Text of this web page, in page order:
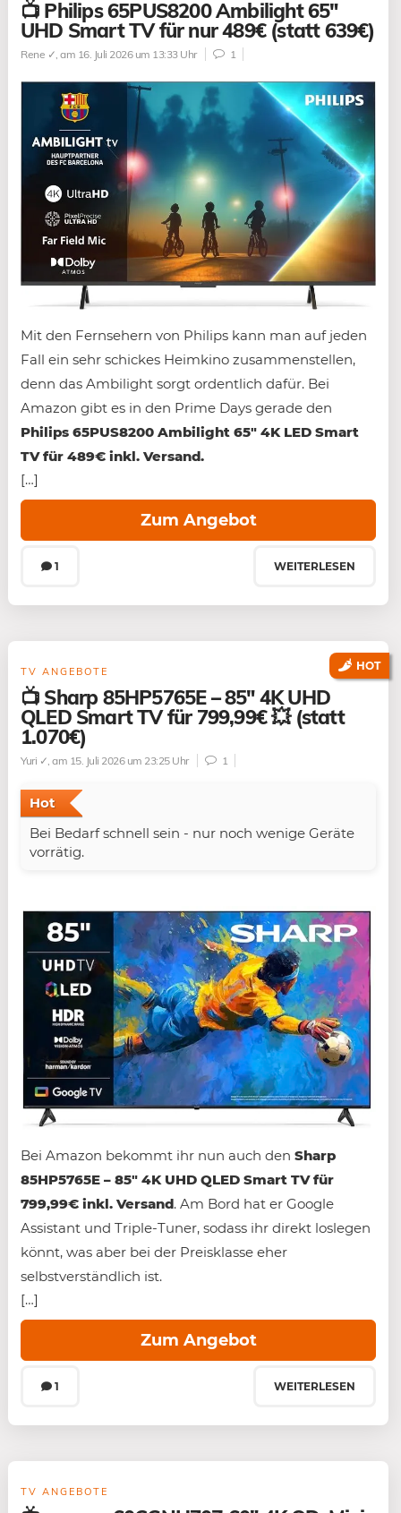
📺 Philips 65PUS8200 Ambilight 65″
UHD Smart TV für nur 489€ (statt 639€)
Rene ✓, am 16. Juli 2026 um 13:33 Uhr 1
Mit den Fernsehern von Philips kann man auf jeden
Fall ein sehr schickes Heimkino zusammenstellen,
denn das Ambilight sorgt ordentlich dafür. Bei
Amazon gibt es in den Prime Days gerade den
Philips 65PUS8200 Ambilight 65″ 4K LED Smart
TV für 489€ inkl. Versand.
[…]
1
Zum Angebot
WEITERLESEN
TV ANGEBOTE
📺 Sharp 85HP5765E – 85″ 4K UHD
QLED Smart TV für 799,99€ 💥 (statt
1.070€)
HOT
Yuri ✓ , am 15. Juli 2026 um 23:25 Uhr 1
Hot
Bei Bedarf schnell sein - nur noch wenige Geräte
vorrätig.
Bei Amazon bekommt ihr nun auch den Sharp
85HP5765E – 85″ 4K UHD QLED Smart TV für
799,99€ inkl. Versand. Am Bord hat er Google
Assistant und Triple-Tuner, sodass ihr direkt loslegen
könnt, was aber bei der Preisklasse eher
selbstverständlich ist.
[…]
1
Zum Angebot
WEITERLESEN
TV ANGEBOTE